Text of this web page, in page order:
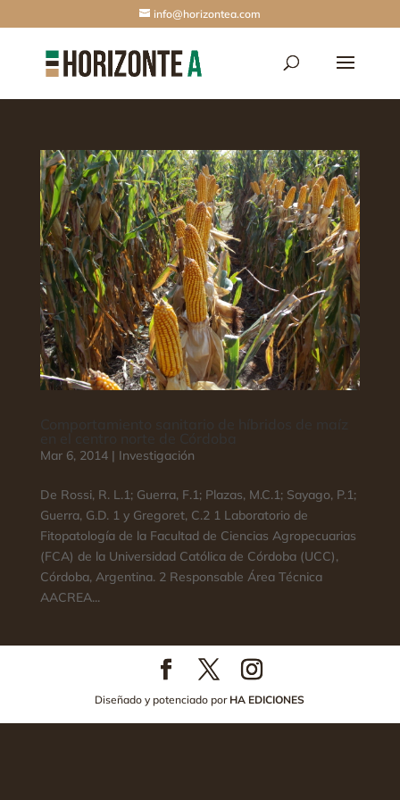
info@horizontea.com
Mar 6, 2014| Investigación
De Rossi, R. L.1; Guerra, F.1; Plazas, M.C.1; Sayago, P.1;
Guerra, G.D. 1 y Gregoret, C.2 1 Laboratorio de
Fitopatología de la Facultad de Ciencias Agropecuarias
(FCA) de la Universidad Católica de Córdoba (UCC),
Córdoba, Argentina. 2 Responsable Área Técnica
AACREA...
Diseñado y potenciado por HA EDICIONES